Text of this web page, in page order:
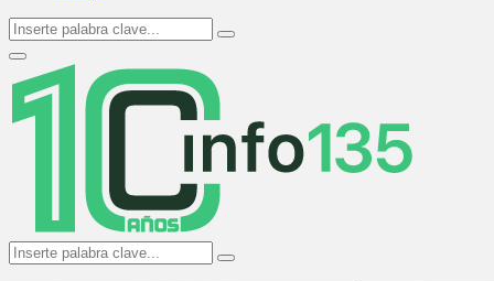
Search
for:
Search
Primary
Menu
Search
for:
Search